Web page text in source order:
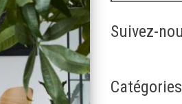
Suivez-
Catégories